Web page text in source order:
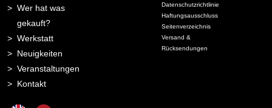
Wer hat was
gekauft?
Werkstatt
Neuigkeiten
Veranstaltungen
Kontakt
Datenschutzrichtlinie
Haftungsausschluss
Seitenverzeichnis
Versand &
Rücksendungen